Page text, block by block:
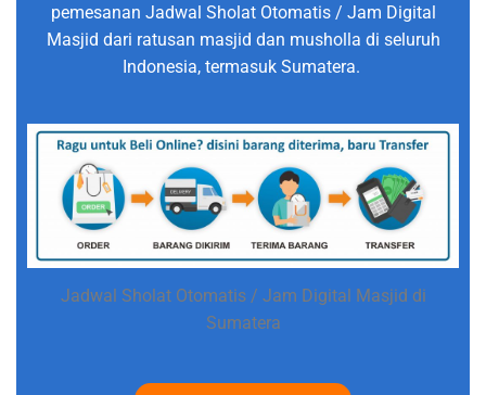
pemesanan Jadwal Sholat Otomatis / Jam Digital
Masjid dari ratusan masjid dan musholla di seluruh
Indonesia, termasuk Sumatera.
Jadwal Sholat Otomatis / Jam Digital Masjid di
Sumatera